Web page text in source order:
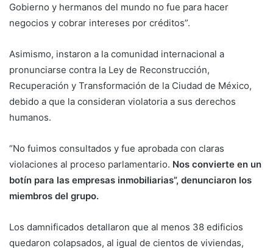
Gobierno y hermanos del mundo no fue para hacer
negocios y cobrar intereses por créditos”.
Asimismo, instaron a la comunidad internacional a
pronunciarse contra la Ley de Reconstrucción,
Recuperación y Transformación de la Ciudad de México,
debido a que la consideran violatoria a sus derechos
humanos.
“No fuimos consultados y fue aprobada con claras
violaciones al proceso parlamentario. Nos convierte en un
botín para las empresas inmobiliarias”, denunciaron los
miembros del grupo.
Los damnificados detallaron que al menos 38 edificios
quedaron colapsados, al igual de cientos de viviendas,